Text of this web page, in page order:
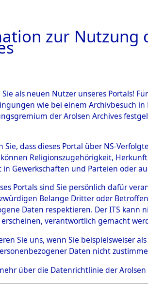
von
Toter aus
Ort ihrer
0001
zur Nutzung
als neuen Nutzer unseres Portals!
wie bei einem Archivbesuch
der Arolsen Archives
Sie, dass dieses Portal über NS-
Religionszugehörigkeit,
Gewerkschaften und Parteien oder
Portals sind Sie persönlich dafür
Belange Dritter oder
Daten respektieren. Der ITS
verantwortlich gemacht
Sie uns, wenn Sie beispielsweiser
Daten nicht
über die Datenrichtlinie der Arolsen